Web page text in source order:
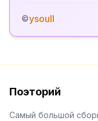
©ysoull
Поэторий
Самый большой